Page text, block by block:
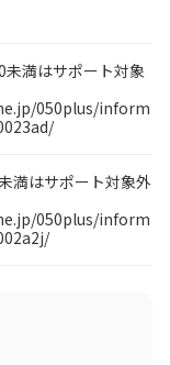
サービス
満はサポート対象
050plus/inform
満はサポート対象外
050plus/inform